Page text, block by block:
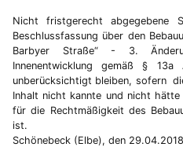
Nicht fristgerecht abgegebene
Beschlussfassung über den
Barbyer Straße“ - 3.
Innenentwicklung gemäß §
unberücksichtigt bleiben, sofern
Inhalt nicht kannte und nicht hätte
für die Rechtmäßigkeit des
ist.
Schönebeck (Elbe), den 29.04.2018